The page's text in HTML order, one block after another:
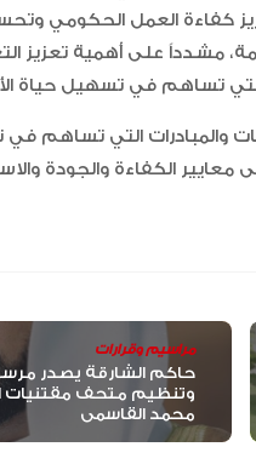
كفاءة العمل الحكومي
مشدداً على أهمية تعزيز
والمبادرات التي تساهم في
مراسيم وقرارات
حاكم الشارقة يصدر
وتنظيم متحف مقتنيات
محمد القاسمي